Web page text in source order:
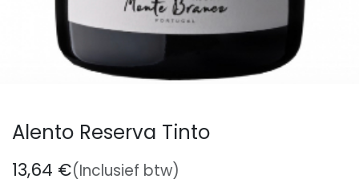
Alento Reserva Tinto
13,64 €(Inclusief btw)